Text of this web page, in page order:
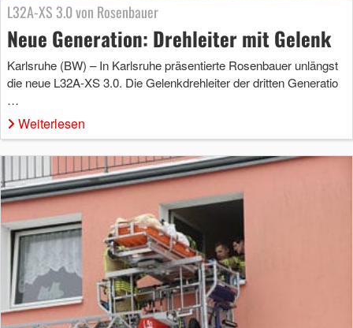
L32A-XS 3.0 von Rosenbauer
Neue Generation: Drehleiter mit Gelenk
Karlsruhe (BW) – In Karlsruhe präsentierte Rosenbauer unlängst
die neue L32A-XS 3.0. Die Gelenkdrehleiter der dritten Generatio
…
Weiterlesen